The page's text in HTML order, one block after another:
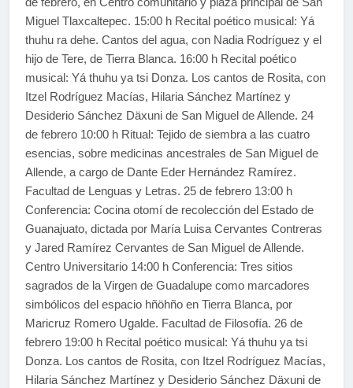
Miguel Tlaxcaltepec. 15:00 h Recital poético musical: Yá
thuhu ra dehe. Cantos del agua, con Nadia Rodríguez y el
hijo de Tere, de Tierra Blanca. 16:00 h Recital poético
musical: Yá thuhu ya tsi Donza. Los cantos de Rosita, con
Itzel Rodríguez Macías, Hilaria Sánchez Martínez y
Desiderio Sánchez Däxuni de San Miguel de Allende. 24
de febrero 10:00 h Ritual: Tejido de siembra a las cuatro
esencias, sobre medicinas ancestrales de San Miguel de
Allende, a cargo de Dante Eder Hernández Ramírez.
Facultad de Lenguas y Letras. 25 de febrero 13:00 h
Conferencia: Cocina otomí de recolección del Estado de
Guanajuato, dictada por María Luisa Cervantes Contreras
y Jared Ramírez Cervantes de San Miguel de Allende.
Centro Universitario 14:00 h Conferencia: Tres sitios
sagrados de la Virgen de Guadalupe como marcadores
simbólicos del espacio hñöhño en Tierra Blanca, por
Maricruz Romero Ugalde. Facultad de Filosofía. 26 de
febrero 19:00 h Recital poético musical: Yá thuhu ya tsi
Donza. Los cantos de Rosita, con Itzel Rodríguez Macías,
Hilaria Sánchez Martínez y Desiderio Sánchez Däxuni de